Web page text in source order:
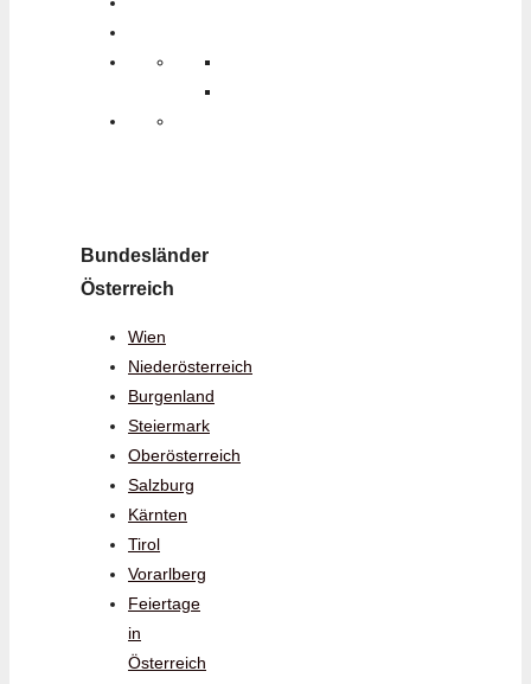
Bundesländer
Österreich
Wien
Niederösterreich
Burgenland
Steiermark
Oberösterreich
Salzburg
Kärnten
Tirol
Vorarlberg
Feiertage
in
Österreich